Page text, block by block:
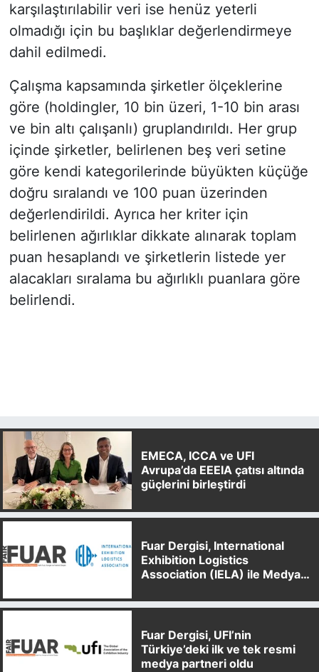
karşılaştırılabilir veri ise henüz yeterli
olmadığı için bu başlıklar değerlendirmeye
dahil edilmedi.
Çalışma kapsamında şirketler ölçeklerine
göre (holdingler, 10 bin üzeri, 1-10 bin arası
ve bin altı çalışanlı) gruplandırıldı. Her grup
içinde şirketler, belirlenen beş veri setine
göre kendi kategorilerinde büyükten küçüğe
doğru sıralandı ve 100 puan üzerinden
değerlendirildi. Ayrıca her kriter için
belirlenen ağırlıklar dikkate alınarak toplam
puan hesaplandı ve şirketlerin listede yer
alacakları sıralama bu ağırlıklı puanlara göre
belirlendi.
EMECA, ICCA ve UFI
Avrupa’da EEEIA çatısı altında
güçlerini birleştirdi
Fuar Dergisi, International
Exhibition Logistics
Association (IELA) ile Medya
Fuar Dergisi, UFI’nin
Türkiye’deki ilk ve tek resmi
medya partneri oldu